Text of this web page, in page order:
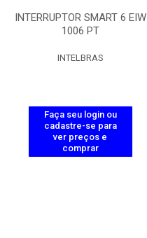
INTERRUPTOR SMART 6 EIW
1006 PT
INTELBRAS
Faça seu login ou
cadastre-se para
ver preços e
comprar